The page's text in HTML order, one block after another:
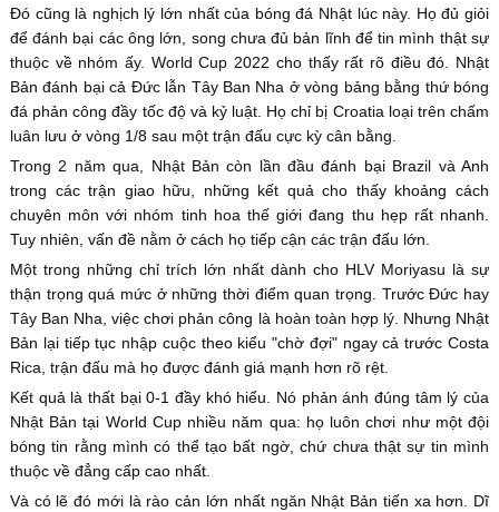
Đó cũng là nghịch lý lớn nhất của bóng đá Nhật lúc này. Họ đủ giỏi
để đánh bại các ông lớn, song chưa đủ bản lĩnh để tin mình thật sự
thuộc về nhóm ấy. World Cup 2022 cho thấy rất rõ điều đó. Nhật
Bản đánh bại cả Đức lẫn Tây Ban Nha ở vòng bảng bằng thứ bóng
đá phản công đầy tốc độ và kỷ luật. Họ chỉ bị Croatia loại trên chấm
luân lưu ở vòng 1/8 sau một trận đấu cực kỳ cân bằng.
Trong 2 năm qua, Nhật Bản còn lần đầu đánh bại Brazil và Anh
trong các trận giao hữu, những kết quả cho thấy khoảng cách
chuyên môn với nhóm tinh hoa thế giới đang thu hẹp rất nhanh.
Tuy nhiên, vấn đề nằm ở cách họ tiếp cận các trận đấu lớn.
Một trong những chỉ trích lớn nhất dành cho HLV Moriyasu là sự
thận trọng quá mức ở những thời điểm quan trọng. Trước Đức hay
Tây Ban Nha, việc chơi phản công là hoàn toàn hợp lý. Nhưng Nhật
Bản lại tiếp tục nhập cuộc theo kiểu "chờ đợi" ngay cả trước Costa
Rica, trận đấu mà họ được đánh giá mạnh hơn rõ rệt.
Kết quả là thất bại 0-1 đầy khó hiểu. Nó phản ánh đúng tâm lý của
Nhật Bản tại World Cup nhiều năm qua: họ luôn chơi như một đội
bóng tin rằng mình có thể tạo bất ngờ, chứ chưa thật sự tin mình
thuộc về đẳng cấp cao nhất.
Và có lẽ đó mới là rào cản lớn nhất ngăn Nhật Bản tiến xa hơn. Dĩ